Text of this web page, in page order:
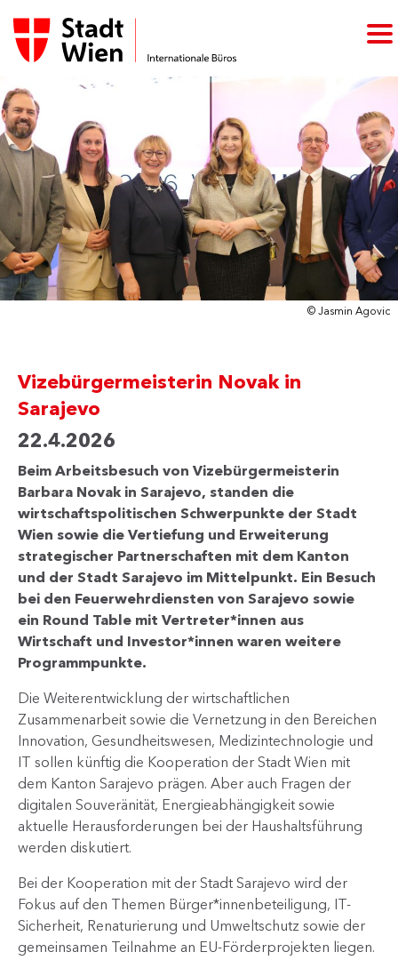
© Jasmin Agovic
Vizebürgermeisterin Novak in
Sarajevo
22.4.2026
Beim Arbeitsbesuch von Vizebürgermeisterin
Barbara Novak in Sarajevo, standen die
wirtschaftspolitischen Schwerpunkte der Stadt
Wien sowie die Vertiefung und Erweiterung
strategischer Partnerschaften mit dem Kanton
und der Stadt Sarajevo im Mittelpunkt. Ein Besuch
bei den Feuerwehrdiensten von Sarajevo sowie
ein Round Table mit Vertreter*innen aus
Wirtschaft und Investor*innen waren weitere
Programmpunkte.
Die Weiterentwicklung der wirtschaftlichen
Zusammenarbeit sowie die Vernetzung in den Bereichen
Innovation, Gesundheitswesen, Medizintechnologie und
IT sollen künftig die Kooperation der Stadt Wien mit
dem Kanton Sarajevo prägen. Aber auch Fragen der
digitalen Souveränität, Energieabhängigkeit sowie
aktuelle Herausforderungen bei der Haushaltsführung
werden diskutiert.
Bei der Kooperation mit der Stadt Sarajevo wird der
Fokus auf den Themen Bürger*innenbeteiligung, IT-
Sicherheit, Renaturierung und Umweltschutz sowie der
gemeinsamen Teilnahme an EU-Förderprojekten liegen.